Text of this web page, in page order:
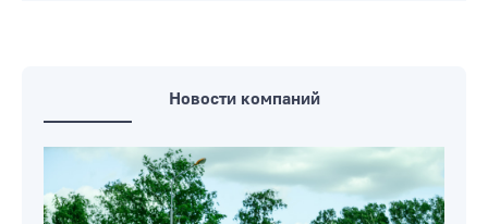
свадебный бум